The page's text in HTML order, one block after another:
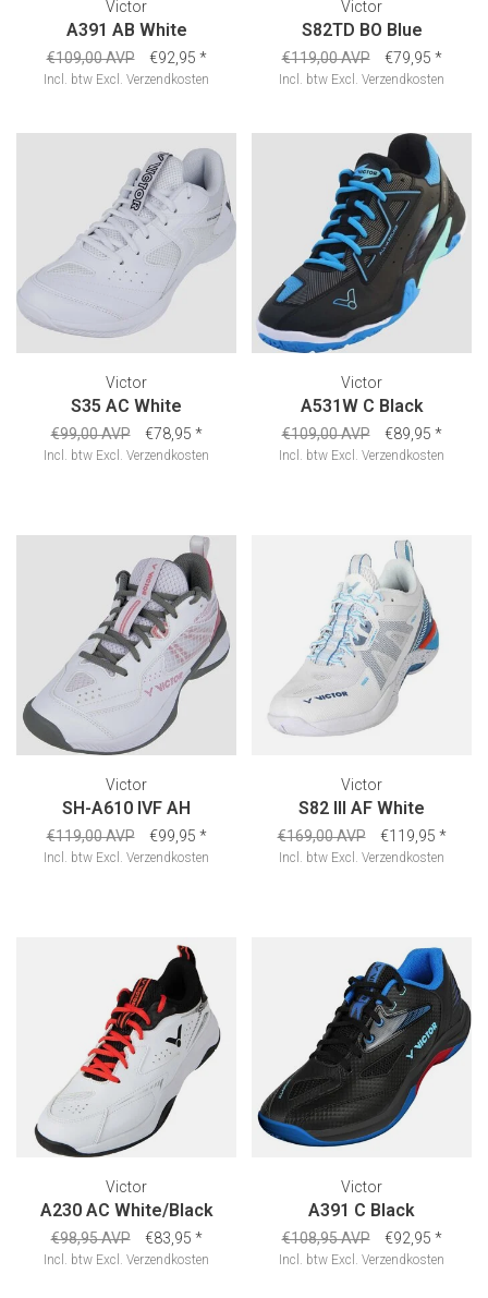
Victor
A391 AB White
€109,00 AVP €92,95 *
Incl. btw Excl. Verzendkosten
Victor
S82TD BO Blue
€119,00 AVP €79,95 *
Incl. btw Excl. Verzendkosten
Victor
S35 AC White
€99,00 AVP €78,95 *
Incl. btw Excl. Verzendkosten
Victor
A531W C Black
€109,00 AVP €89,95 *
Incl. btw Excl. Verzendkosten
Victor
SH-A610 IVF AH
€119,00 AVP €99,95 *
Incl. btw Excl. Verzendkosten
Victor
S82 III AF White
€169,00 AVP €119,95 *
Incl. btw Excl. Verzendkosten
Victor
A230 AC White/Black
€98,95 AVP €83,95 *
Incl. btw Excl. Verzendkosten
Victor
A391 C Black
€108,95 AVP €92,95 *
Incl. btw Excl. Verzendkosten